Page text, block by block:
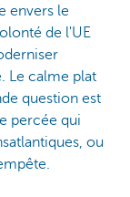
envers le
de l'UE
Le calme plat
question est
percée qui
ou